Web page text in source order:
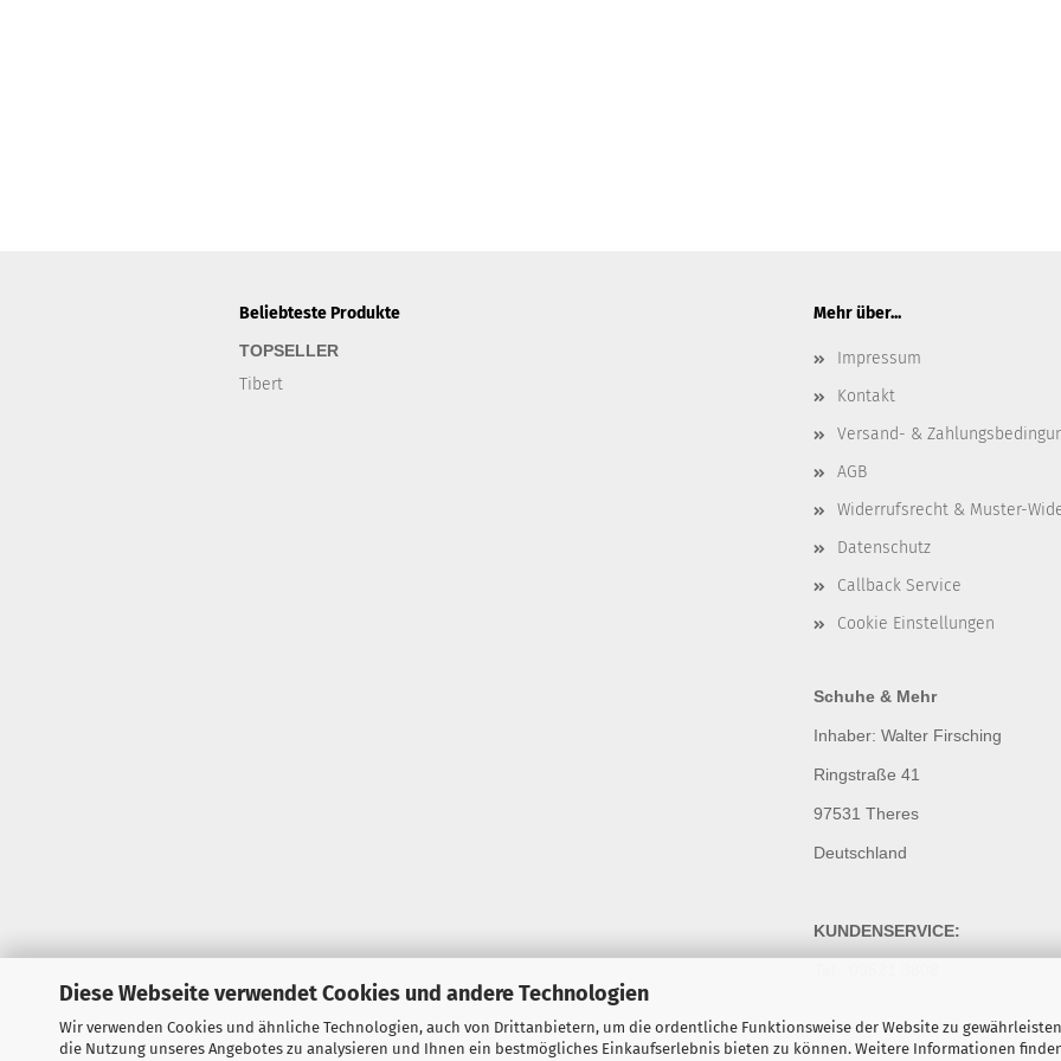
Diese Webseite verwendet Cookies und andere Technologien
Wir verwenden Cookies und ähnliche Technologien, auch von Drittanbietern, um die ordentliche Funktionsweise der Website zu
die Nutzung unseres Angebotes zu analysieren und Ihnen ein bestmögliches Einkaufserlebnis bieten zu können. Weitere Informationen
Beliebteste Produkte
TOPSELLER
Tibert
Mehr über...
Impressum
Kontakt
Versand- &
AGB
Widerrufsrecht & Muster-
Datenschutz
Callback Service
Cookie Einstellungen
Schuhe & Mehr
Inhaber: Walter Firsching
Ringstraße 41
97531 Theres
Deutschland
KUNDENSERVICE: